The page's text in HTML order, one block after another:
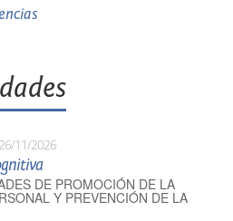
26/11/2026
DE PROMOCIÓN DE LA
Y PREVENCIÓN DE LA